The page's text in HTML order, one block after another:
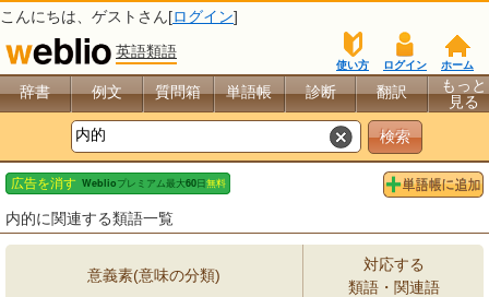
こんにちは、 ゲスト さん[ログイン]
英語類語
ホーム
ログイン
使い方
辞書 例文 質問箱 単語帳 診断 翻訳
もっと
見る
内的に関連する類語一覧
意義素(意味の分類)
対応する
類語・関連語